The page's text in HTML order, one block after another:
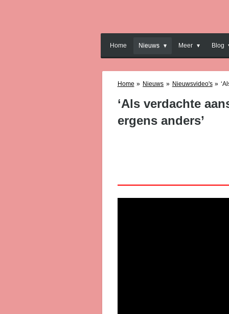
Home Nieuws Meer Blog
Home » Nieuws » Nieuwsvideo's »
‘Als verdachte
ergens anders’